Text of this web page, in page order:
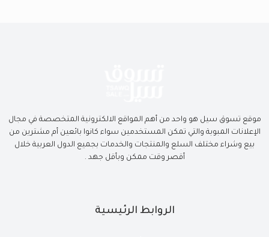
موقع تسوق سيل هو واحد من أهم المواقع الالكترونية المتخصصة في مجال
الإعلانات المبوبة والتي تمكن المستخدمين سواء كانوا بائعين أم مشترين من
بيع وشراء مختلف السلع والمنتجات والخدمات بجميع الدول العربية خلال
أقصر وقت ممكن وبأقل جهد .
الروابط الرئيسية